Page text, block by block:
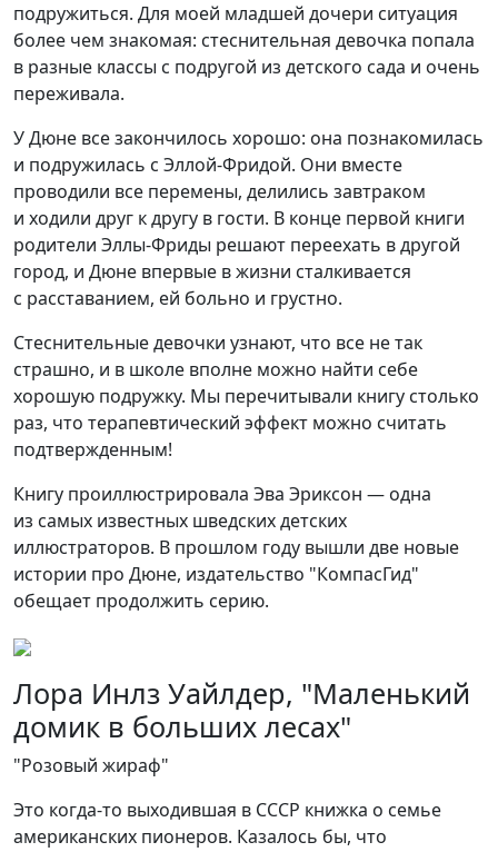
подружиться. Для моей младшей дочери ситуация
более чем знакомая: стеснительная девочка попала
в разные классы с подругой из детского сада и очень
переживала.
У Дюне все закончилось хорошо: она познакомилась
и подружилась с Эллой-Фридой. Они вместе
проводили все перемены, делились завтраком
и ходили друг к другу в гости. В конце первой книги
родители Эллы-Фриды решают переехать в другой
город, и Дюне впервые в жизни сталкивается
с расставанием, ей больно и грустно.
Стеснительные девочки узнают, что все не так
страшно, и в школе вполне можно найти себе
хорошую подружку. Мы перечитывали книгу столько
раз, что терапевтический эффект можно считать
подтвержденным!
Книгу проиллюстрировала Эва Эриксон — одна
из самых известных шведских детских
иллюстраторов. В прошлом году вышли две новые
истории про Дюне, издательство "КомпасГид"
обещает продолжить серию.
Лора Инлз Уайлдер, "Маленький
домик в больших лесах"
"Розовый жираф"
Это когда-то выходившая в СССР книжка о семье
американских пионеров. Казалось бы, что